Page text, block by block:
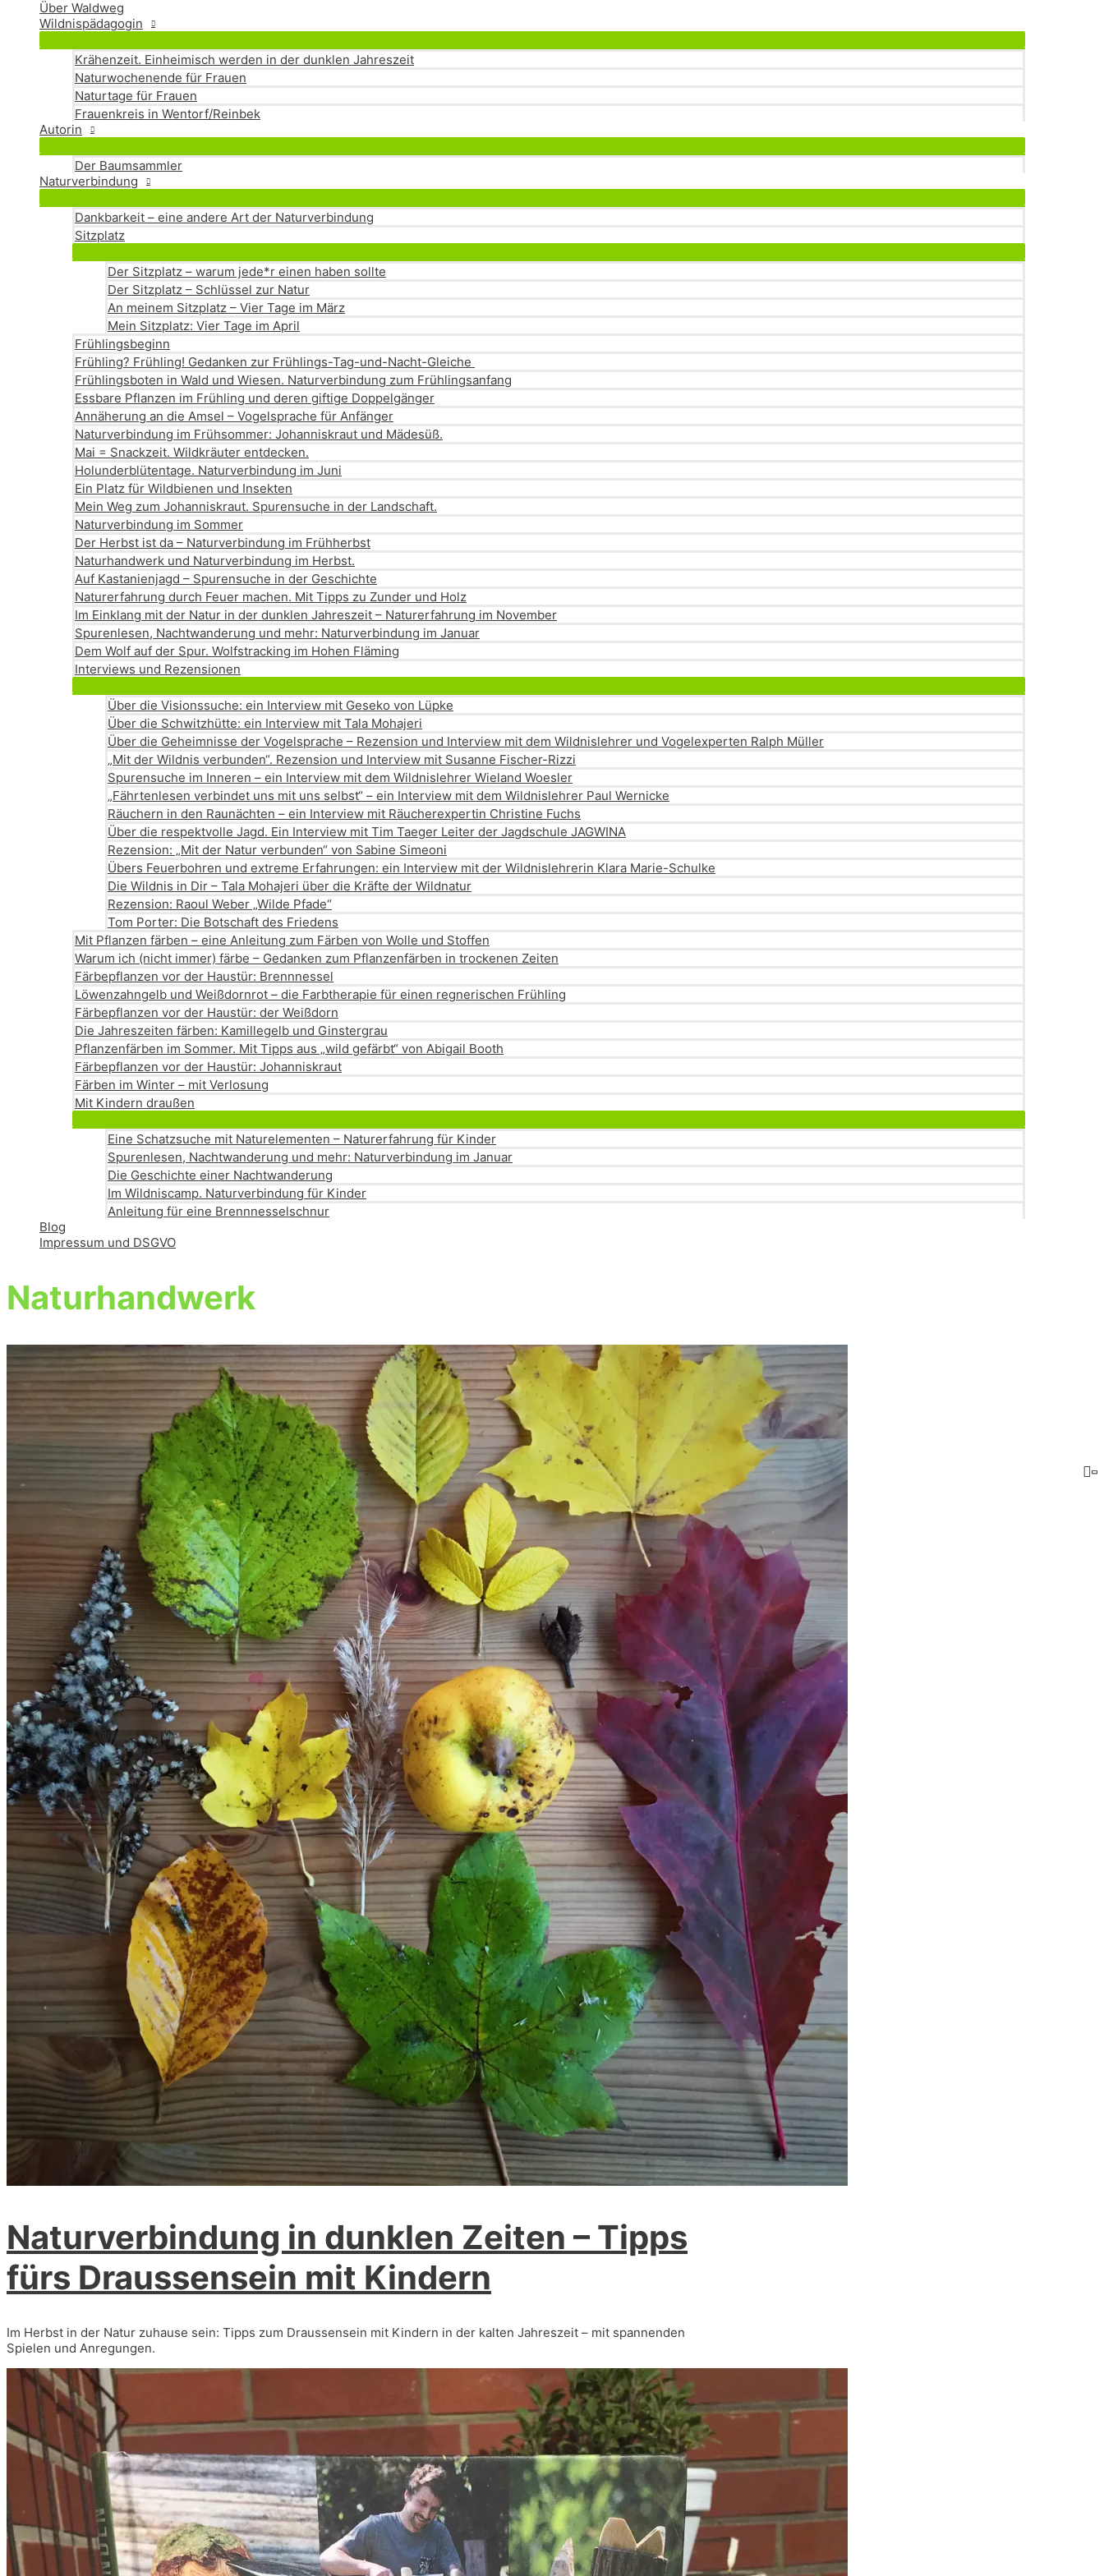
Über Waldweg
Wildnispädagogin
Krähenzeit. Einheimisch werden in der dunklen Jahreszeit
Naturwochenende für Frauen
Naturtage für Frauen
Frauenkreis in Wentorf/Reinbek
Autorin
Der Baumsammler
Naturverbindung
Dankbarkeit – eine andere Art der Naturverbindung
Sitzplatz
Der Sitzplatz – warum jede*r einen haben sollte
Der Sitzplatz – Schlüssel zur Natur
An meinem Sitzplatz – Vier Tage im März
Mein Sitzplatz: Vier Tage im April
Frühlingsbeginn
Frühling? Frühling! Gedanken zur Frühlings-Tag-und-Nacht-Gleiche
Frühlingsboten in Wald und Wiesen. Naturverbindung zum Frühlingsanfang
Essbare Pflanzen im Frühling und deren giftige Doppelgänger
Annäherung an die Amsel – Vogelsprache für Anfänger
Naturverbindung im Frühsommer: Johanniskraut und Mädesüß.
Mai = Snackzeit. Wildkräuter entdecken.
Holunderblütentage. Naturverbindung im Juni
Ein Platz für Wildbienen und Insekten
Mein Weg zum Johanniskraut. Spurensuche in der Landschaft.
Naturverbindung im Sommer
Der Herbst ist da – Naturverbindung im Frühherbst
Naturhandwerk und Naturverbindung im Herbst.
Auf Kastanienjagd – Spurensuche in der Geschichte
Naturerfahrung durch Feuer machen. Mit Tipps zu Zunder und Holz
Im Einklang mit der Natur in der dunklen Jahreszeit – Naturerfahrung im November
Spurenlesen, Nachtwanderung und mehr: Naturverbindung im Januar
Dem Wolf auf der Spur. Wolfstracking im Hohen Fläming
Interviews und Rezensionen
Über die Visionssuche: ein Interview mit Geseko von Lüpke
Über die Schwitzhütte: ein Interview mit Tala Mohajeri
Über die Geheimnisse der Vogelsprache – Rezension und Interview mit dem Wildnislehrer und Vogelexperten Ralph Müller
„Mit der Wildnis verbunden“. Rezension und Interview mit Susanne Fischer-Rizzi
Spurensuche im Inneren – ein Interview mit dem Wildnislehrer Wieland Woesler
„Fährtenlesen verbindet uns mit uns selbst“ – ein Interview mit dem Wildnislehrer Paul Wernicke
Räuchern in den Raunächten – ein Interview mit Räucherexpertin Christine Fuchs
Über die respektvolle Jagd. Ein Interview mit Tim Taeger Leiter der Jagdschule JAGWINA
Rezension: „Mit der Natur verbunden“ von Sabine Simeoni
Übers Feuerbohren und extreme Erfahrungen: ein Interview mit der Wildnislehrerin Klara Marie-Schulke
Die Wildnis in Dir – Tala Mohajeri über die Kräfte der Wildnatur
Rezension: Raoul Weber „Wilde Pfade“
Tom Porter: Die Botschaft des Friedens
Mit Pflanzen färben – eine Anleitung zum Färben von Wolle und Stoffen
Warum ich (nicht immer) färbe – Gedanken zum Pflanzenfärben in trockenen Zeiten
Färbepflanzen vor der Haustür: Brennnessel
Löwenzahngelb und Weißdornrot – die Farbtherapie für einen regnerischen Frühling
Färbepflanzen vor der Haustür: der Weißdorn
Die Jahreszeiten färben: Kamillegelb und Ginstergrau
Pflanzenfärben im Sommer. Mit Tipps aus „wild gefärbt“ von Abigail Booth
Färbepflanzen vor der Haustür: Johanniskraut
Färben im Winter – mit Verlosung
Mit Kindern draußen
Eine Schatzsuche mit Naturelementen – Naturerfahrung für Kinder
Spurenlesen, Nachtwanderung und mehr: Naturverbindung im Januar
Die Geschichte einer Nachtwanderung
Im Wildniscamp. Naturverbindung für Kinder
Anleitung für eine Brennnesselschnur
Blog
Impressum und DSGVO
Naturhandwerk
Naturverbindung in dunklen Zeiten – Tipps
fürs Draussensein mit Kindern
Im Herbst in der Natur zuhause sein: Tipps zum Draussensein mit Kindern in der kalten Jahreszeit – mit spannenden
Spielen und Anregungen.